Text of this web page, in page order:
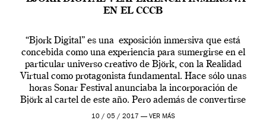
EN EL CCCB
“Bjork Digital” es una exposición inmersiva que está
concebida como una experiencia para sumergirse en el
particular universo creativo de Björk, con la Realidad
Virtual como protagonista fundamental. Hace sólo unas
horas Sonar Festival anunciaba la incorporación de
Björk al cartel de este año. Pero además de convertirse
en una de las actuaciones más relevantes […]
10 / 05 / 2017 — VER MÁS